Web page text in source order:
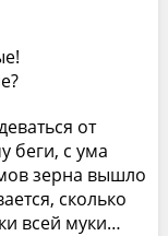
от
беги, с ума
зерна вышло
сколько
всей муки…